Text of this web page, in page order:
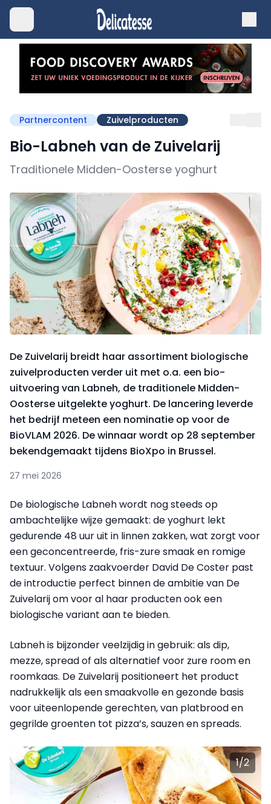
Partnercontent Zuivelproducten
Bio-Labneh van de Zuivelarij
Traditionele Midden-Oosterse yoghurt
De Zuivelarij breidt haar assortiment biologische
zuivelproducten verder uit met o.a. een bio-
uitvoering van Labneh, de traditionele Midden-
Oosterse uitgelekte yoghurt. De lancering leverde
het bedrijf meteen een nominatie op voor de
BioVLAM 2026. De winnaar wordt op 28 september
bekendgemaakt tijdens BioXpo in Brussel.
27 mei 2026
De biologische Labneh wordt nog steeds op
ambachtelijke wijze gemaakt: de yoghurt lekt
gedurende 48 uur uit in linnen zakken, wat zorgt voor
een geconcentreerde, fris-zure smaak en romige
textuur. Volgens zaakvoerder David De Coster past
de introductie perfect binnen de ambitie van De
Zuivelarij om voor al haar producten ook een
biologische variant aan te bieden.
Labneh is bijzonder veelzijdig in gebruik: als dip,
mezze, spread of als alternatief voor zure room en
roomkaas. De Zuivelarij positioneert het product
nadrukkelijk als een smaakvolle en gezonde basis
voor uiteenlopende gerechten, van platbrood en
gegrilde groenten tot pizza’s, sauzen en spreads.
1/2